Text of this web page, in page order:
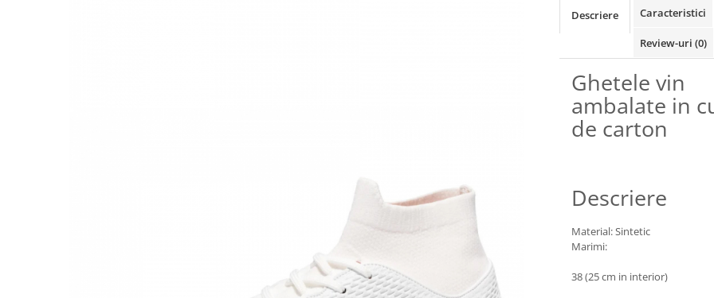
Descriere Caracteristici
Review-uri (0)
Ghetele vin
ambalate in
de carton
Descriere
Material: Sintetic
Marimi:
38 (25 cm in interior)